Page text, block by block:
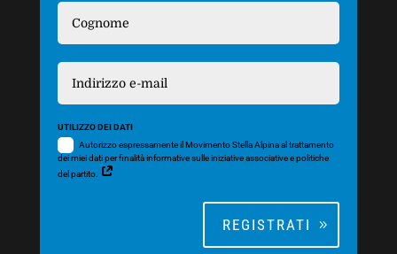
UTILIZZO DEI DATI
Autorizzo espressamente il Movimento Stella Alpina al trattamento
dei miei dati per finalità informative sulle iniziative associative e politiche
del partito.
REGISTRATI